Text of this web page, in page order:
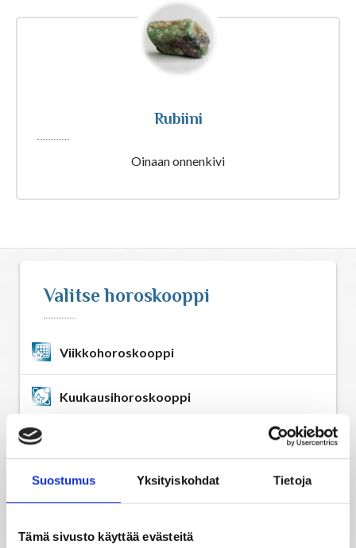
Suostumus Yksityiskohdat Tietoja
Tämä sivusto käyttää evästeitä
Astrologia
Ennustus
Henkimaailma
Itsensä kehittäminen
Kaukoparannus
Numerologia
Rubiini
Oinaan onnenkivi
Valitse horoskooppi
Viikkohoroskooppi
Kuukausihoroskooppi
Elämänhoroskooppi
Rakkaushoroskooppi